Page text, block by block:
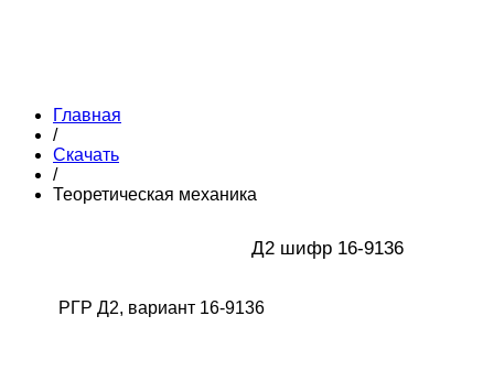
Главная
/
Скачать
/
Теоретическая механика
Д2 шифр 16-9136
РГР Д2, вариант 16-9136